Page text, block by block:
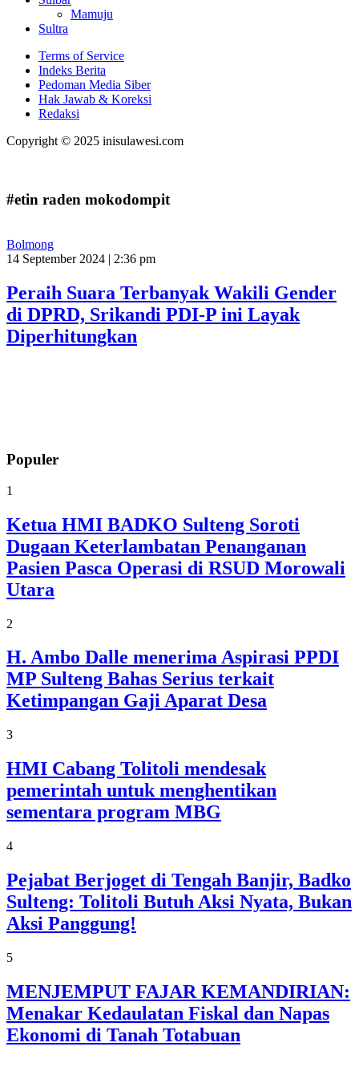
Mamuju
Sultra
Terms of Service
Indeks Berita
Pedoman Media Siber
Hak Jawab & Koreksi
Redaksi
Copyright © 2025 inisulawesi.com
#etin raden mokodompit
Bolmong
14 September 2024 | 2:36 pm
Peraih Suara Terbanyak Wakili Gender
di DPRD, Srikandi PDI-P ini Layak
Diperhitungkan
Populer
1
Ketua HMI BADKO Sulteng Soroti
Dugaan Keterlambatan Penanganan
Pasien Pasca Operasi di RSUD Morowali
Utara
2
H. Ambo Dalle menerima Aspirasi PPDI
MP Sulteng Bahas Serius terkait
Ketimpangan Gaji Aparat Desa
3
HMI Cabang Tolitoli mendesak
pemerintah untuk menghentikan
sementara program MBG
4
Pejabat Berjoget di Tengah Banjir, Badko
Sulteng: Tolitoli Butuh Aksi Nyata, Bukan
Aksi Panggung!
5
MENJEMPUT FAJAR KEMANDIRIAN:
Menakar Kedaulatan Fiskal dan Napas
Ekonomi di Tanah Totabuan